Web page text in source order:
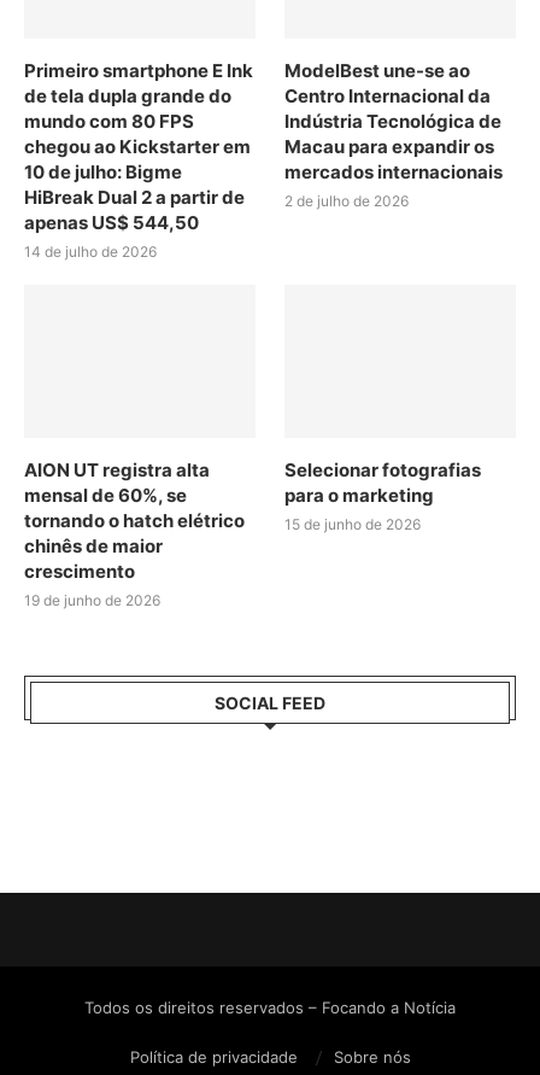
Primeiro smartphone E Ink
de tela dupla grande do
mundo com 80 FPS
chegou ao Kickstarter em
10 de julho: Bigme
HiBreak Dual 2 a partir de
apenas US$ 544,50
14 de julho de 2026
ModelBest une-se ao
Centro Internacional da
Indústria Tecnológica de
Macau para expandir os
mercados internacionais
2 de julho de 2026
AION UT registra alta
mensal de 60%, se
tornando o hatch elétrico
chinês de maior
crescimento
19 de junho de 2026
Selecionar fotografias
para o marketing
15 de junho de 2026
SOCIAL FEED
Todos os direitos reservados – Focando a Notícia
Política de privacidade Sobre nós